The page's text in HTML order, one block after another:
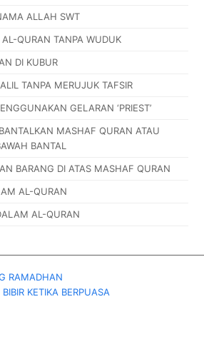
ALLAH SWT
QURAN TANPA WUDUK
DI KUBUR
TANPA MERUJUK TAFSIR
GELARAN ‘PRIEST’
MASHAF QURAN ATAU
BANTAL
BARANG DI ATAS MASHAF QURAN
AL-QURAN
AL-QURAN
RAMADHAN
KETIKA BERPUASA